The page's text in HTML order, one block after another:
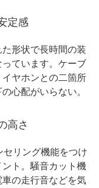
定感
形状で長時間の装
ています。ケーブ
ヤホンとの二箇所
心配がいらない。
高さ
セリング機能をつけ
ト。騒音カット機
の走行音などを気